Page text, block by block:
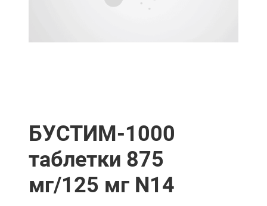
БУСТИМ-1000
таблетки 875
мг/125 мг N14